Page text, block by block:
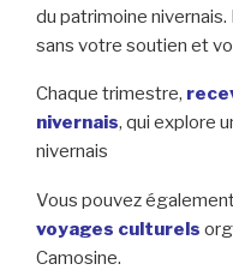
du patrimoine
sans votre soutien et
Chaque trimestre,
nivernais, qui explore
nivernais
Vous pouvez
voyages culturels
Camosine.